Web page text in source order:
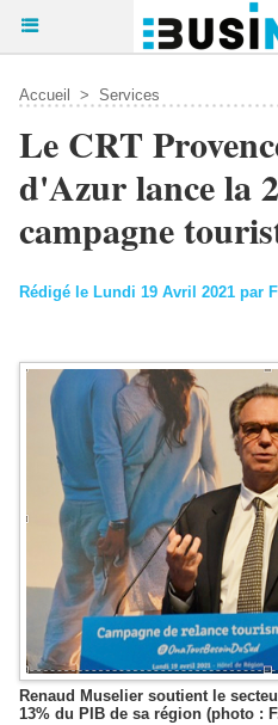
Accueil > Services
Le CRT
d'Azur lance la
campagne
Rédigé le Lundi 19 Avril 2021 par
Renaud Muselier soutient le
13% du PIB de sa région (photo :